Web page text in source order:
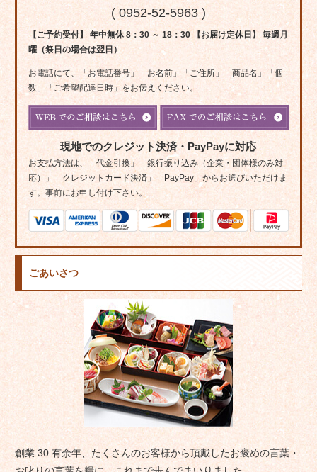
( 0952-52-5963 )
【ご予約受付】 年中無休 8：30 ～ 18：30 【お届け定休日】 毎週月
曜（祭日の場合は翌日）
お電話にて、「お電話番号」「お名前」「ご住所」「商品名」「個
数」「ご希望配達日時」をお伝えください。
現地でのクレジット決済・PayPayに対応
お支払方法は、「代金引換」「銀行振り込み（企業・団体様のみ対
応）」「クレジットカード決済」「PayPay」からお選びいただけま
す。事前にお申し付け下さい。
ごあいさつ
創業 30 有余年、たくさんのお客様から頂戴したお褒めの言葉・